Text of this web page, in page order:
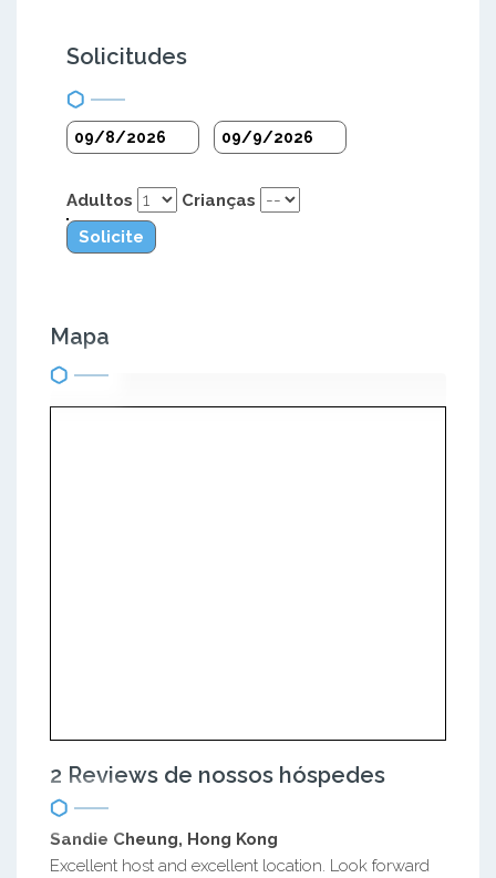
Solicitudes
Adultos
Crianças
Solicite
Mapa
2 Reviews de nossos hóspedes
Sandie Cheung, Hong Kong
Excellent host and excellent location. Look forward